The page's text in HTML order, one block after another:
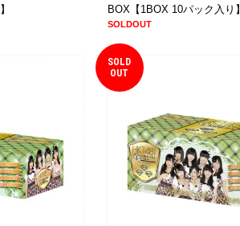
BOX【1BOX 10パック入り】
SOLDOUT
SOLD
OUT